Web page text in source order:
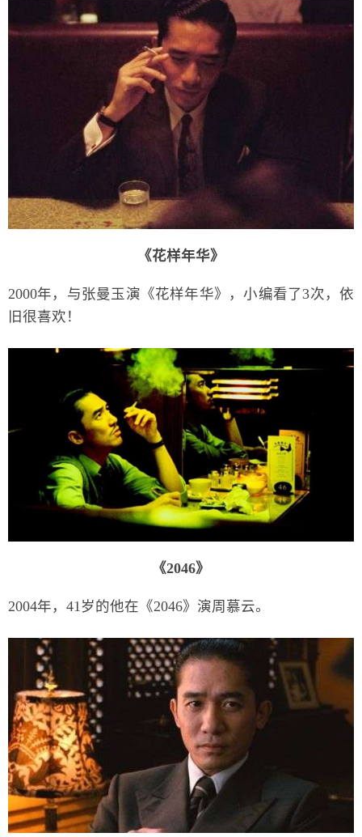
《花样年华》
2000年，与张曼玉演《花样年华》，小编看了3次，依
旧很喜欢！
《2046》
2004年，41岁的他在《2046》演周慕云。